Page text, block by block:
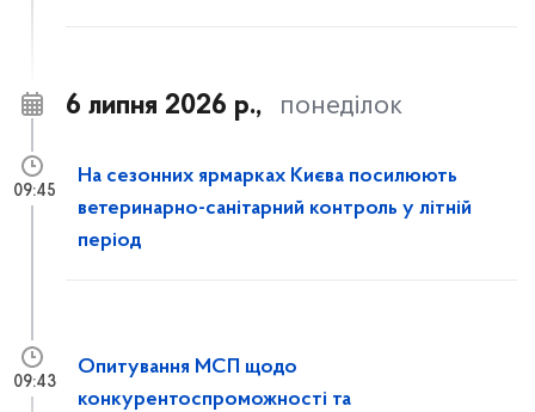
6 липня 2026 р., понеділок
На сезонних ярмарках Києва посилюють
ветеринарно-санітарний контроль у літній
період
09:45
Опитування МСП щодо
конкурентоспроможності та
09:43